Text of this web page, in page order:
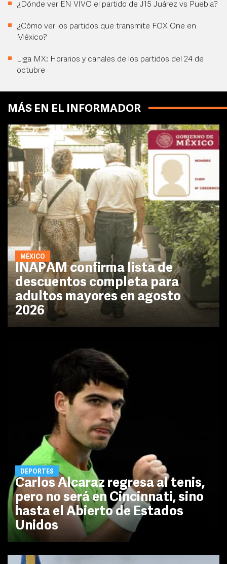
¿Dónde ver EN VIVO el partido de J15 Juárez vs Puebla?
¿Cómo ver los partidos que transmite FOX One en
México?
Liga MX: Horarios y canales de los partidos del 24 de
octubre
MÁS EN EL INFORMADOR
MÉXICO
INAPAM confirma lista de
descuentos completa para
adultos mayores en agosto
2026
DEPORTES
Carlos Alcaraz regresa al tenis,
pero no será en Cincinnati, sino
hasta el Abierto de Estados
Unidos